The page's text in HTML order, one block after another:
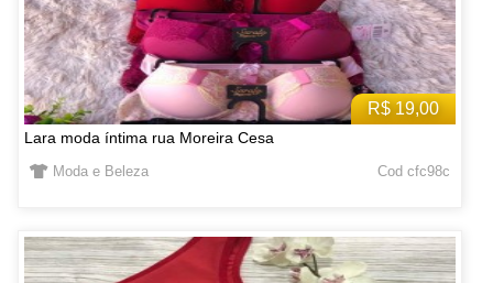
R$ 19,00
Lara moda íntima rua Moreira Cesa
Moda e Beleza Cod cfc98c